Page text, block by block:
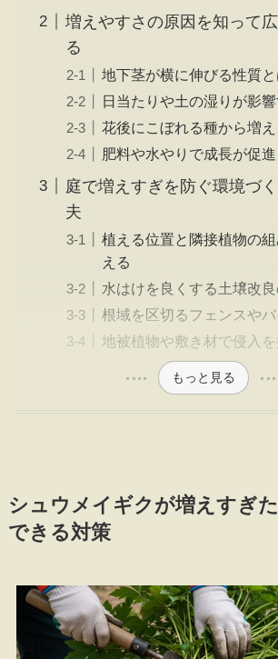
増えやすさの原因を知って
る
地下茎が横に伸びる性質
日当たりや土の湿りが影
花後にこぼれる種から増
肥料や水やりで成長が促
庭で増えすぎを防ぐ環境づ
夫
植える位置と隣接植物の
える
水はけを良くする土壌改
根域を区切るフェンスや
地被植物や敷き材で侵入
もっと見る
シュウメイギクが増えすぎ
できる対策